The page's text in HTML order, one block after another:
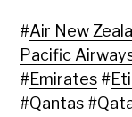
#Air New
Pacific
#Emirates #
#Qantas #